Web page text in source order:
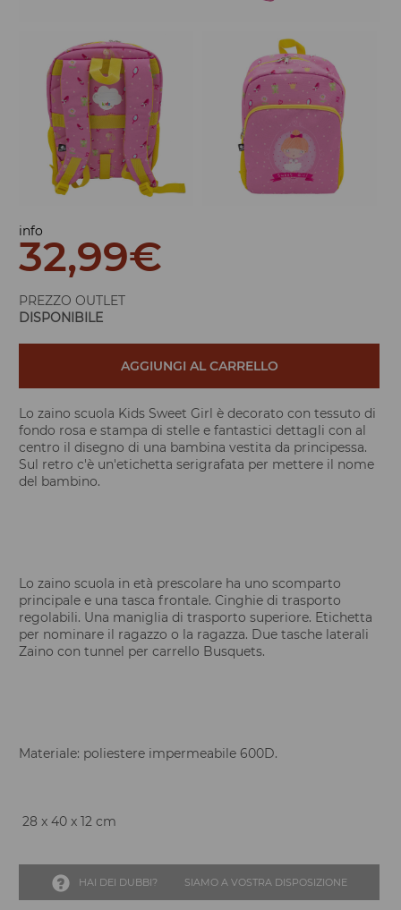
info
32,99€
PREZZO OUTLET
DISPONIBILE
AGGIUNGI AL CARRELLO
Lo zaino scuola Kids Sweet Girl è decorato con tessuto di
fondo rosa e stampa di stelle e fantastici dettagli con al
centro il disegno di una bambina vestita da principessa.
Sul retro c'è un'etichetta serigrafata per mettere il nome
del bambino.
Lo zaino scuola in età prescolare ha uno scomparto
principale e una tasca frontale. Cinghie di trasporto
regolabili. Una maniglia di trasporto superiore. Etichetta
per nominare il ragazzo o la ragazza. Due tasche laterali
Zaino con tunnel per carrello Busquets.
Materiale: poliestere impermeabile 600D.
28 x 40 x 12 cm
HAI DEI DUBBI? SIAMO A VOSTRA DISPOSIZIONE